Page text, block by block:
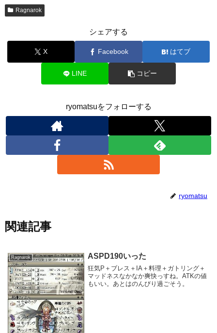
Ragnarok
シェアする
X Facebook はてブ
LINE コピー
ryomatsuをフォローする
ryomatsu
関連記事
Ragnarok ASPD190いった
狂気P＋ブレス＋IA＋料理＋ガトリング＋
マッドネスなかなか爽快っすね。ATKの値
もいい。あとはのんびり過ごそう。